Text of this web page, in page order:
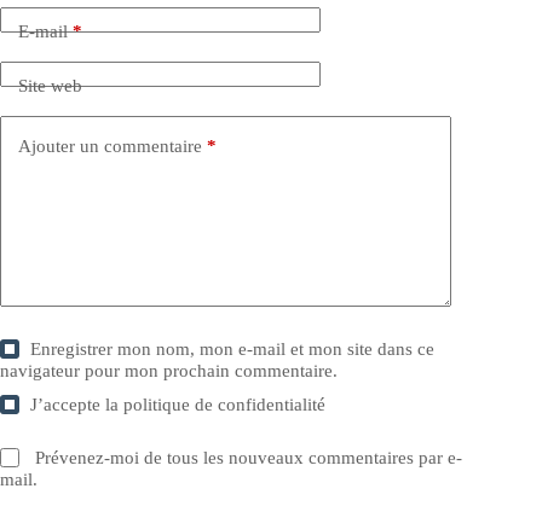
E-mail*
Site web
Ajouter un commentaire *
Enregistrer mon nom, mon e-mail et mon site dans ce
navigateur pour mon prochain commentaire.
J’accepte lapolitique de confidentialité
Prévenez-moi de tous les nouveaux commentaires par e-
mail.